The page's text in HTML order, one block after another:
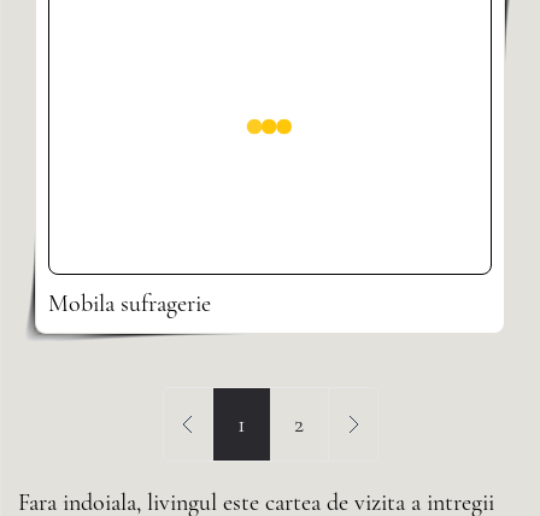
Mobila sufragerie
Prev
1 2 Next
Fara indoiala, livingul este cartea de vizita a intregii